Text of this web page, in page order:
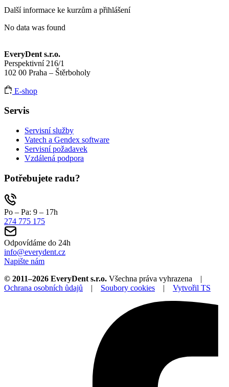
Další informace ke kurzům a přihlášení
No data was found
EveryDent s.r.o.
Perspektivní 216/1
102 00 Praha – Štěrboholy
E-shop
Servis
Servisní služby
Vatech a Gendex software
Servisní požadavek
Vzdálená podpora
Potřebujete radu?
Po – Pa: 9 – 17h
274 775 175
Odpovídáme do 24h
info@everydent.cz
Napište nám
© 2011–2026 EveryDent s.r.o. Všechna práva vyhrazena |
Ochrana osobních ůdajů | Soubory cookies | Vytvořil TS